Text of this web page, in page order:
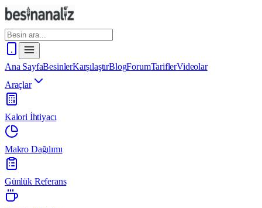
Ana SayfaBesinlerKarşılaştırBlogForumTariflerVideolar
Araçlar
Kalori İhtiyacı
Makro Dağılımı
Günlük Referans